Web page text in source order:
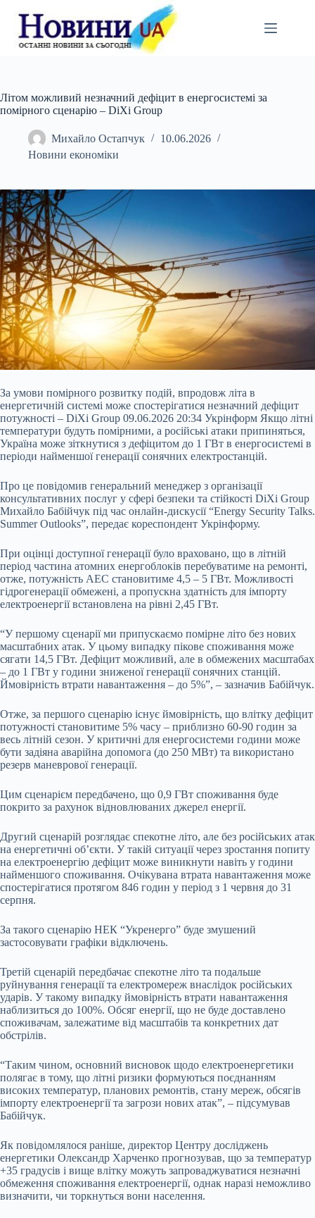
вмісту
Літом можливий незначний дефіцит в енергосистемі за
помірного сценарію – DiXi Group
Михайло Остапчук
10.06.2026
Новини економіки
За умови помірного розвитку подій, впродовж літа в
енергетичній системі може спостерігатися незначний дефіцит
потужності – DiXi Group 09.06.2026 20:34 Укрінформ Якщо літні
температури будуть помірними, а російські атаки припиняться,
Україна може зіткнутися з дефіцитом до 1 ГВт в енергосистемі в
періоди найменшої генерації сонячних електростанцій.
Про це повідомив генеральний менеджер з організації
консультативних послуг у сфері безпеки та стійкості DiXi Group
Михайло Бабійчук під час онлайн-дискусії “Energy Security Talks.
Summer Outlooks”, передає кореспондент Укрінформу.
При оцінці доступної генерації було враховано, що в літній
період частина атомних енергоблоків перебуватиме на ремонті,
отже, потужність АЕС становитиме 4,5 – 5 ГВт. Можливості
гідрогенерації обмежені, а пропускна здатність для імпорту
електроенергії встановлена на рівні 2,45 ГВт.
“У першому сценарії ми припускаємо помірне літо без нових
масштабних атак. У цьому випадку пікове споживання може
сягати 14,5 ГВт. Дефіцит можливий, але в обмежених масштабах
– до 1 ГВт у години зниженої генерації сонячних станцій.
Ймовірність втрати навантаження – до 5%”, – зазначив Бабійчук.
Отже, за першого сценарію існує ймовірність, що влітку дефіцит
потужності становитиме 5% часу – приблизно 60-90 годин за
весь літній сезон. У критичні для енергосистеми години може
бути задіяна аварійна допомога (до 250 МВт) та використано
резерв маневрової генерації.
Цим сценарієм передбачено, що 0,9 ГВт споживання буде
покрито за рахунок відновлюваних джерел енергії.
Другий сценарій розглядає спекотне літо, але без російських атак
на енергетичні об’єкти. У такій ситуації через зростання попиту
на електроенергію дефіцит може виникнути навіть у години
найменшого споживання. Очікувана втрата навантаження може
спостерігатися протягом 846 годин у період з 1 червня до 31
серпня.
За такого сценарію НЕК “Укренерго” буде змушений
застосовувати графіки відключень.
Третій сценарій передбачає спекотне літо та подальше
руйнування генерації та електромереж внаслідок російських
ударів. У такому випадку ймовірність втрати навантаження
наблизиться до 100%. Обсяг енергії, що не буде доставлено
споживачам, залежатиме від масштабів та конкретних дат
обстрілів.
“Таким чином, основний висновок щодо електроенергетики
полягає в тому, що літні ризики формуються поєднанням
високих температур, планових ремонтів, стану мереж, обсягів
імпорту електроенергії та загрози нових атак”, – підсумував
Бабійчук.
Як повідомлялося раніше, директор Центру досліджень
енергетики Олександр Харченко прогнозував, що за температур
+35 градусів і вище влітку можуть запроваджуватися незначні
обмеження споживання електроенергії, однак наразі неможливо
визначити, чи торкнуться вони населення.